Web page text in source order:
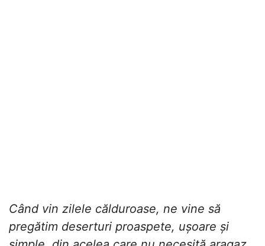
Când vin zilele călduroase, ne vine să
pregătim deserturi proaspete, ușoare și